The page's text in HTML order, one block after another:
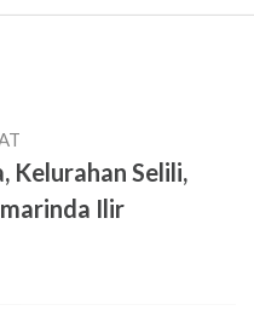
Kelurahan Selili,
Ilir